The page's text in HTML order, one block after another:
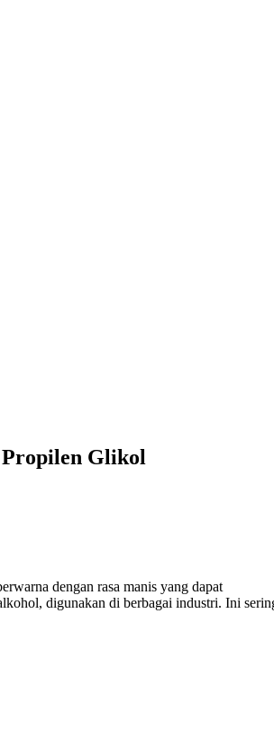
Glikol
dengan rasa manis yang dapat
digunakan di berbagai industri. Ini